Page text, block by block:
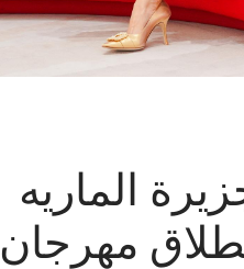
الماريه
مهرجان